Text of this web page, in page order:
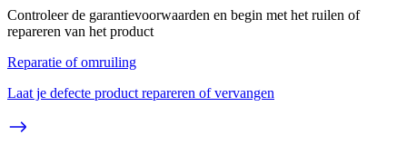
Controleer de garantievoorwaarden en begin met het ruilen of
repareren van het product
Reparatie of omruiling
Laat je defecte product repareren of vervangen